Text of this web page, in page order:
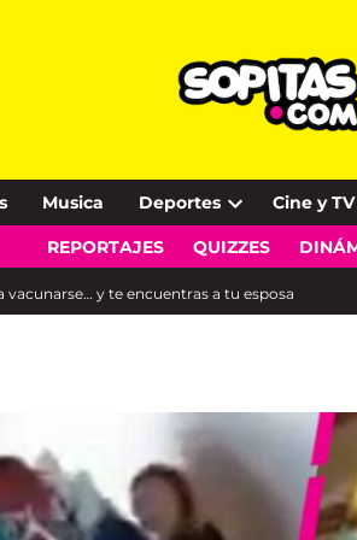
Musica Deportes
Open
dropdown
Cine y TV
REPORTAJES QUIZZES
y te encuentras a tu esposa